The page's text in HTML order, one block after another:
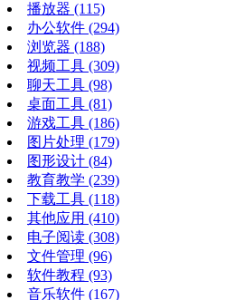
播放器 (115)
办公软件 (294)
浏览器 (188)
视频工具 (309)
聊天工具 (98)
桌面工具 (81)
游戏工具 (186)
图片处理 (179)
图形设计 (84)
教育教学 (239)
下载工具 (118)
其他应用 (410)
电子阅读 (308)
文件管理 (96)
软件教程 (93)
音乐软件 (167)